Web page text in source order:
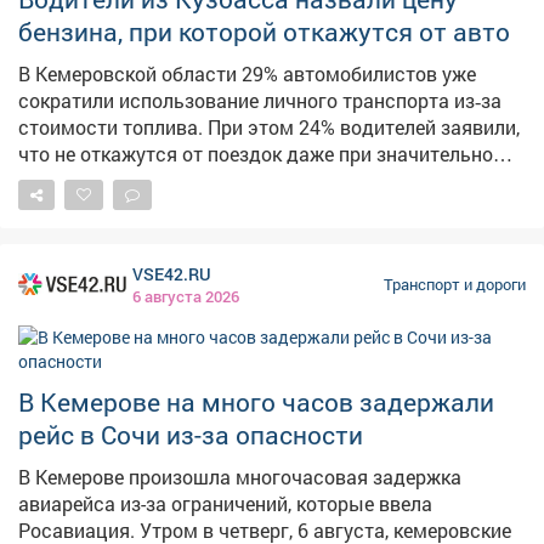
травматизма ГУОБДД МВД России полковник
полиции Антон Белан. В условиях недостаточной
видимости необходимо включать внешние световые
приборы и использовать противотуманные фары (при
их наличии), а во время сильного тумана либо
плотных осадков максимально снижать скорость и...
бензина, при которой откажутся от авто
В Кемеровской области 29% автомобилистов уже
сократили использование личного транспорта из‑за
стоимости топлива. При этом 24% водителей заявили,
что не откажутся от поездок даже при значительном
росте цен на бензин, по данным опроса* Дром.
Остальные участники исследования обозначили
автолюбителей перестанут активно пользоваться
авто, если бензин будет стоить 100 рублей за литр.
Ещё 17% готовы отказаться от частых поездок при
цене в 150 рублей, а 10% - если стоимость достигнет
200 рублей за литр. Схожие тенденции
прослеживаются и в других регионах. При цене 100
рублей за литр планируют сократить поездки
автолюбители Омской области (24%), Башкирии и
Бурятии (по 23%). Отметка в 150 рублей стала
рубежом для водителей Курганской области (25%),
VSE42.RU
6 августа 2026
Транспорт и дороги
В Кемерове на много часов задержали
рейс в Сочи из-за опасности
В Кемерове произошла многочасовая задержка
авиарейса из-за ограничений, которые ввела
Росавиация. Утром в четверг, 6 августа, кемеровские